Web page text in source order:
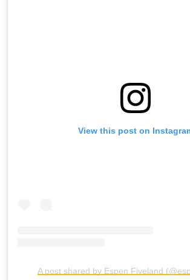
View this post on
A post shared by Espen Fiveland